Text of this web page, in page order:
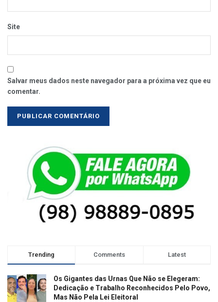
Site
Salvar meus dados neste navegador para a próxima vez que eu
comentar.
Trending Comments Latest
Os Gigantes das Urnas Que Não se Elegeram:
Dedicação e Trabalho Reconhecidos Pelo Povo,
Mas Não Pela Lei Eleitoral